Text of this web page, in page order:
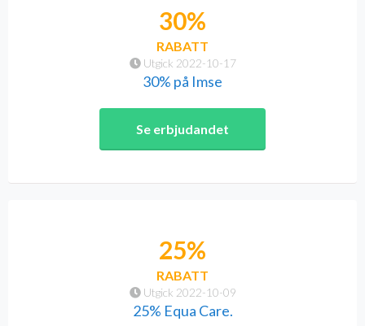
Utgick 2022-10-17
30%
RABATT
30% på Imse
Se erbjudandet
Utgick 2022-10-09
25%
RABATT
25% Equa Care.